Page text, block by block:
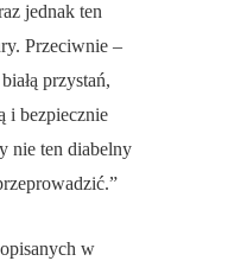
jednak ten
Przeciwnie –
przystań,
i bezpiecznie
nie ten diabelny
w